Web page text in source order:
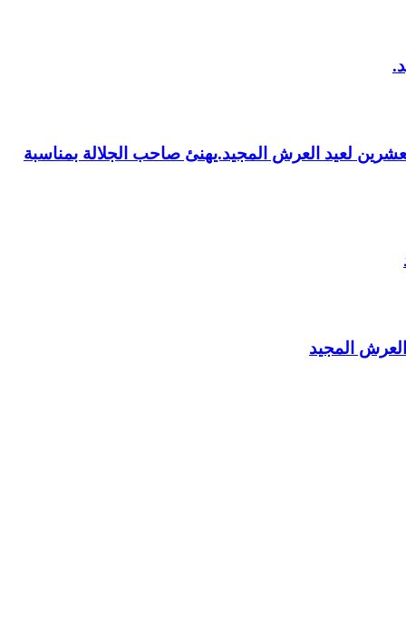
لعيد العرش المجيد.يهنئ صاحب الجلالة بمناسبة